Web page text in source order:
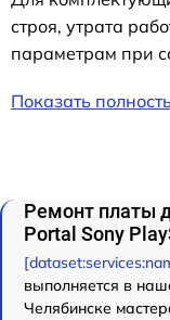
строя, утрата
параметрам при
Показать
Ремонт платы
Portal Sony
выполняется в
Челябинске